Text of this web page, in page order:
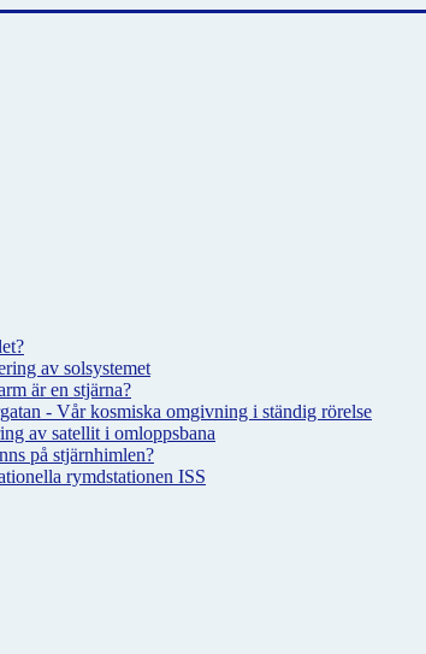
av solsystemet
är en stjärna?
- Vår kosmiska omgivning i ständig rörelse
av satellit i omloppsbana
på stjärnhimlen?
rymdstationen ISS